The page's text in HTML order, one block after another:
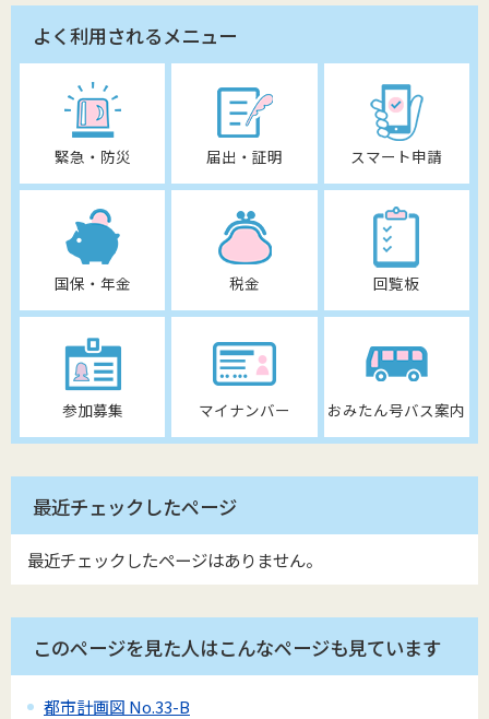
よく利用されるメニュー
緊急・防災 届出・証明 スマート申請
国保・年金 税金 回覧板
参加募集 マイナンバー おみたん号バス案内
最近チェックしたページ
最近チェックしたページはありません。
このページを見た人はこんなページも見ています
都市計画図 No.33-B